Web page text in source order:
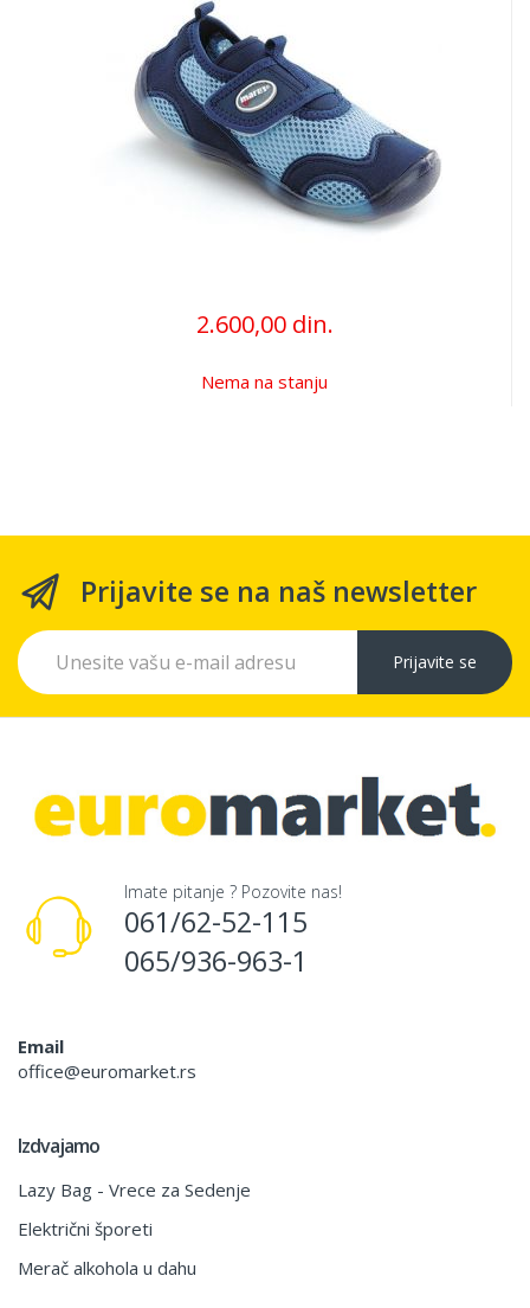
2.600,00 din.
Nema na stanju
Prijavite se na naš newsletter
Prijavite se
Imate pitanje ? Pozovite nas!
061/62-52-115
065/936-963-1
Email
office@euromarket.rs
Izdvajamo
Lazy Bag - Vrece za Sedenje
Električni šporeti
Merač alkohola u dahu